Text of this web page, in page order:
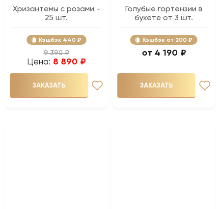
Хризантемы с розами -
25 шт.
Кэшбэк 440 ₽
9 390 ₽
Цена: 8 890 ₽
ЗАКАЗАТЬ
Голубые гортензии в
букете от 3 шт.
Кэшбэк 200 ₽
4 190 ₽
ЗАКАЗАТЬ